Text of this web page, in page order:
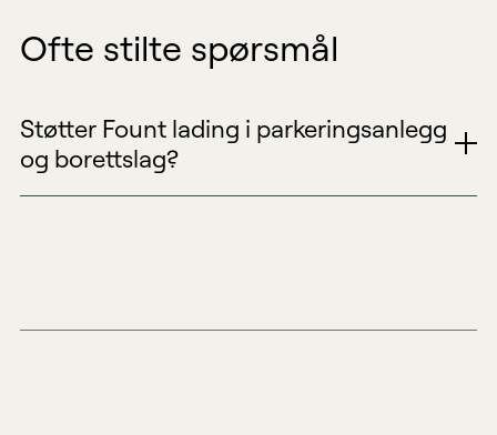
Ofte stilte spørsmål
Støtter Fount lading i parkeringsanlegg
og borettslag?